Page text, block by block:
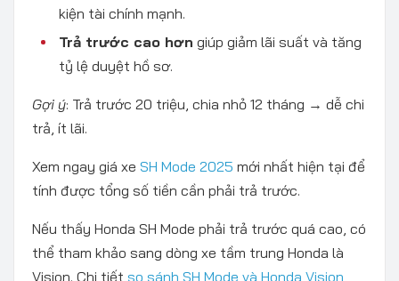
kiện tài chính mạnh.
Trả trước cao hơn giúp giảm lãi suất và tăng
tỷ lệ duyệt hồ sơ.
Gợi ý: Trả trước 20 triệu, chia nhỏ 12 tháng → dễ chi
trả, ít lãi.
Xem ngay giá xe SH Mode 2025 mới nhất hiện tại để
tính được tổng số tiền cần phải trả trước.
Nếu thấy Honda SH Mode phải trả trước quá cao, có
thể tham khảo sang dòng xe tầm trung Honda là
Vision. Chi tiết so sánh SH Mode và Honda Vision